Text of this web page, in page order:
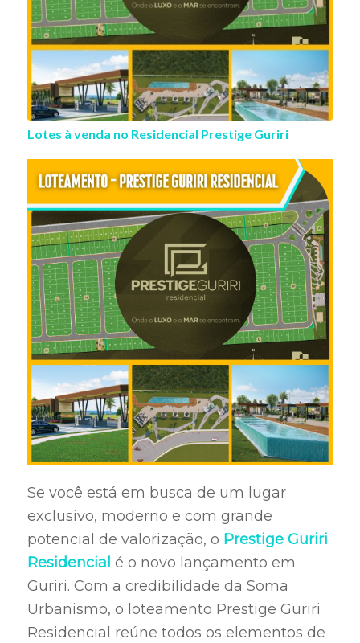
Lotes à venda no Residencial Prestige Guriri
Se você está em busca de um lugar
exclusivo, moderno e com grande
potencial de valorização, o Prestige Guriri
Residencial é o novo lançamento em
Guriri. Com a credibilidade da Soma
Urbanismo, o loteamento Prestige Guriri
Residencial reúne todos os elementos de